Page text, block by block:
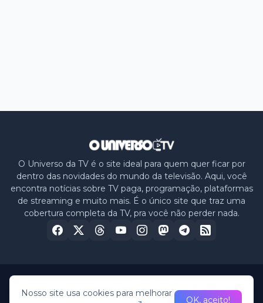
O Universo da TV é o site ideal para quem quer ficar por
dentro das novidades do mundo da televisão. Aqui, você
encontra notícias sobre TV paga, programação, plataformas
de streaming e muito mais. É o único site que traz uma
cobertura completa da TV, pra você não perder nada.
HomeSobre nósPolítica de PrivacidadeContato
Nosso site usa cookies para melhorar
OK, aceito!